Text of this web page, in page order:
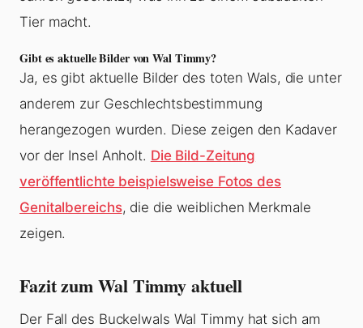
Tier macht.
Gibt es aktuelle Bilder von Wal Timmy?
Ja, es gibt aktuelle Bilder des toten Wals, die unter
anderem zur Geschlechtsbestimmung
herangezogen wurden. Diese zeigen den Kadaver
vor der Insel Anholt. Die Bild-Zeitung
veröffentlichte beispielsweise Fotos des
Genitalbereichs, die die weiblichen Merkmale
zeigen.
Fazit zum Wal Timmy aktuell
Der Fall des Buckelwals Wal Timmy hat sich am